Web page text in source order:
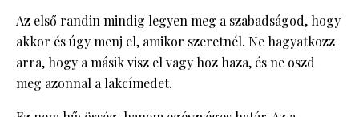
Az első randin mindig legyen meg a szabadságod, hogy
akkor és úgy menj el, amikor szeretnél. Ne hagyatkozz
arra, hogy a másik visz el vagy hoz haza, és ne oszd
meg azonnal a lakcímedet.